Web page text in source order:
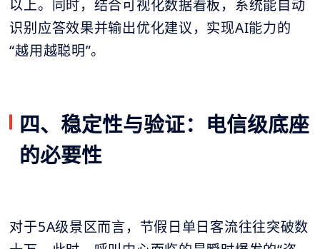
以上。同时，结合可视化数据看板，系统能自动
识别应答效果并输出优化建议，实现AI能力的
“越用越聪明”。
四、稳定性与验证：电信级底座
的必要性
对于5A级景区而言，节假日单日客流往往突破数